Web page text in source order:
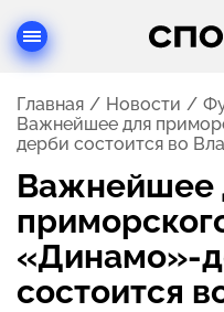
Главная Новости
Важнейшее для
дерби состоится во
Важнейшее
«Динамо»-
состоится